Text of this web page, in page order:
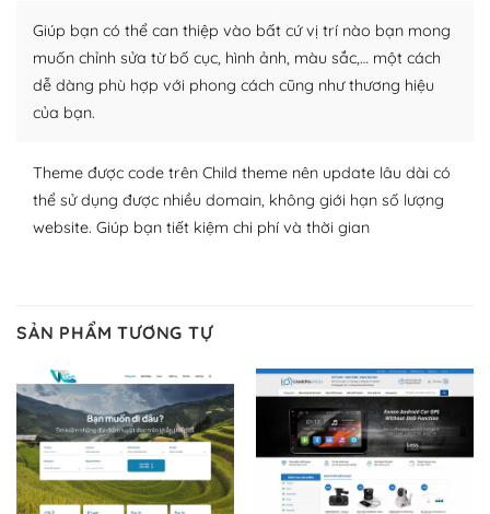
thích chọn lựa plugin và themes phù hợp cho mục đích
lập website của mình.
WordPress đa dạng plugin và themes
Với mọi Hosting bất kỳ thì WordPress đều có thể dễ
dàng thiết lập vì thực tế nó đã cung cấp khoảng 60%
trang web WordPress của bạn.
Dễ dàng lựa chọn Hosting cho website WordPress
– Bảo mật cực tốt
Vì WordPress hiện là nền tảng xây dựng trang web và
blog lớn nhất trên thế giới, quan trọng nhất là bảo vệ
nội dung của mình khỏi các cuộc tấn công spam.
Giúp bạn có thể can thiệp vào bất cứ vị trí nào bạn mong
muốn chỉnh sửa từ bố cục, hình ảnh, màu sắc,… một cách
dễ dàng phù hợp với phong cách cũng như thương hiệu
của bạn.
Theme được code trên Child theme nên update lâu dài có
thể sử dụng được nhiều domain, không giới hạn số lượng
website. Giúp bạn tiết kiệm chi phí và thời gian
SẢN PHẨM TƯƠNG TỰ